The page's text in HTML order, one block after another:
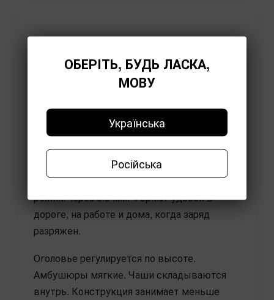
Подключение и
совместимость
Langsdom HBN07 Bluetooth headphones
подключаются к телефону, планшету,
ноутбуку и ПК по Bluetooth 5.4. Для
стационарного сценария есть проводной
режим через 3.5 мм. Формат удобен в
дороге, на работе и дома, когда заряд
разряжен.
Оголовье регулируется по высоте.
Амбушюры мягкие. Чаши складываются
внутрь. Конструкция занимает меньше
ОБЕРІТЬ, БУДЬ ЛАСКА,
МОВУ
Українська
Російська